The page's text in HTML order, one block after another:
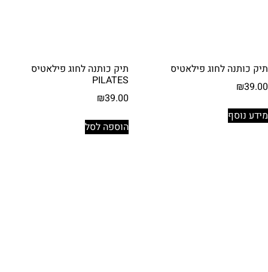
תיק כותנה לחוג פילאטיס
₪39.00
מידע נוסף
תיק כותנה לחוג פילאטיס
PILATES
₪39.00
הוספה לסל